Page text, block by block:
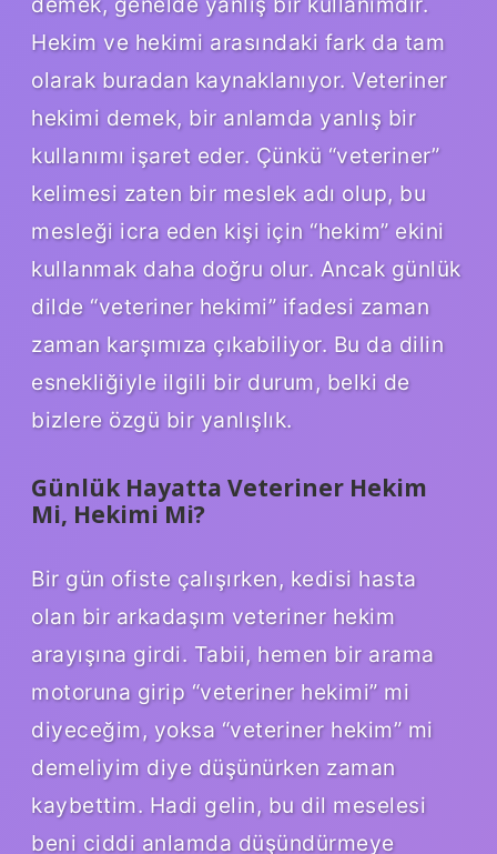
Hekim ve hekimi arasındaki fark da tam
olarak buradan kaynaklanıyor. Veteriner
hekimi demek, bir anlamda yanlış bir
kullanımı işaret eder. Çünkü “veteriner”
kelimesi zaten bir meslek adı olup, bu
mesleği icra eden kişi için “hekim” ekini
kullanmak daha doğru olur. Ancak günlük
dilde “veteriner hekimi” ifadesi zaman
zaman karşımıza çıkabiliyor. Bu da dilin
esnekliğiyle ilgili bir durum, belki de
bizlere özgü bir yanlışlık.
Günlük Hayatta Veteriner Hekim
Mi, Hekimi Mi?
Bir gün ofiste çalışırken, kedisi hasta
olan bir arkadaşım veteriner hekim
arayışına girdi. Tabii, hemen bir arama
motoruna girip “veteriner hekimi” mi
diyeceğim, yoksa “veteriner hekim” mi
demeliyim diye düşünürken zaman
kaybettim. Hadi gelin, bu dil meselesi
beni ciddi anlamda düşündürmeye